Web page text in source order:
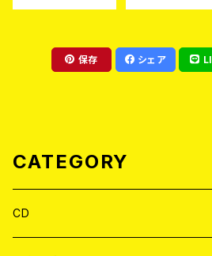
解説付国内仕様
帯付き国内盤
保存 シェア
CATEGORY
CD